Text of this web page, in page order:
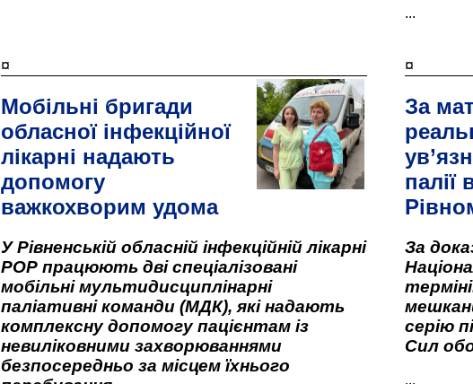
...
¤
Мобільні бригади
обласної інфекційної
лікарні надають
допомогу
важкохворим удома
У Рівненській обласній інфекційній лікарні
РОР працюють дві спеціалізовані
мобільні мультидисциплінарні
паліативні команди (МДК), які надають
комплексну допомогу пацієнтам із
невиліковними захворюваннями
безпосередньо за місцем їхнього
¤
За
палії
За
серію
Сил
...